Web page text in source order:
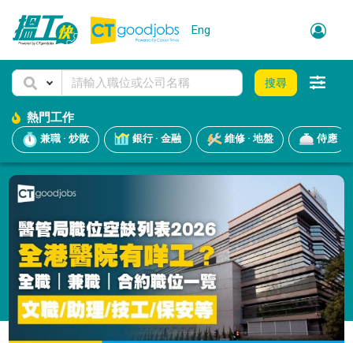
Eng
搜尋
熱門工作
兼職 · 炒散 銀行 · 金融 維修 · 地盤 侍應